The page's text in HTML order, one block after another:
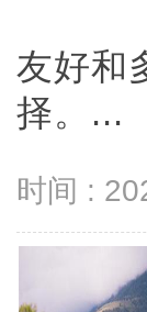
友好和
择。...
时间 :